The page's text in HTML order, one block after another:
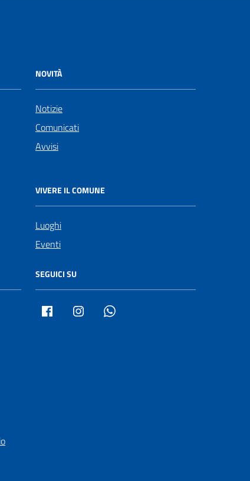
NOVITÀ
Notizie
Comunicati
Avvisi
VIVERE IL COMUNE
Luoghi
Eventi
SEGUICI SU
Facebook Instagram